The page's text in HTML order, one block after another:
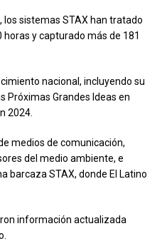
los sistemas STAX han tratado
y capturado más de 181
nacional, incluyendo su
Próximas Grandes Ideas en
2024.
medios de comunicación,
del medio ambiente, e
barcaza STAX, donde El Latino
información actualizada